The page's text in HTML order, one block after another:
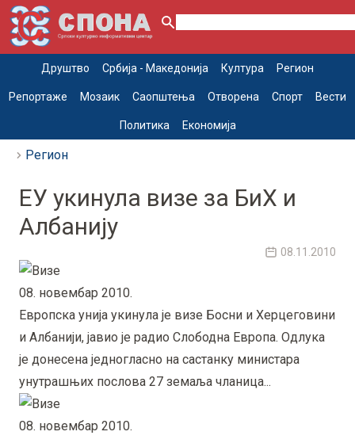
Друштво Србија - Македонија Култура Регион
Репортаже Мозаик Саопштења Отворена Спорт Вести
Политика Економија
Регион
ЕУ укинула визе за БиХ и
Албанију
08.11.2010
08. новембар 2010.
Европска унија укинула је визе Босни и Херцеговини
и Албанији, јавио је радио Слободна Европа. Одлука
је донесена једногласно на састанку министара
унутрашњих послова 27 земаља чланица...
08. новембар 2010.